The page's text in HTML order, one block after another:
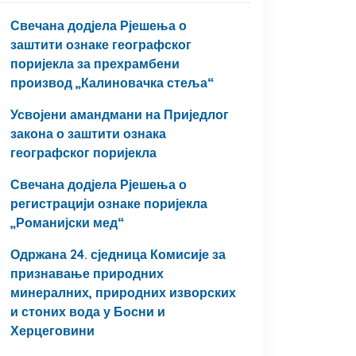
Свечана додјела Рјешења о
заштити ознаке географског
поријекла за прехрамбени
производ „Калиновачка стеља“
Усвојени амандмани на Приједлог
закона о заштити ознака
географског поријекла
Свечана додјела Рјешења о
регистрацији ознаке поријекла
„Романијски мед“
Одржана 24. сједница Комисије за
признавање природних
минералних, природних изворских
и стоних вода у Босни и
Херцеговини